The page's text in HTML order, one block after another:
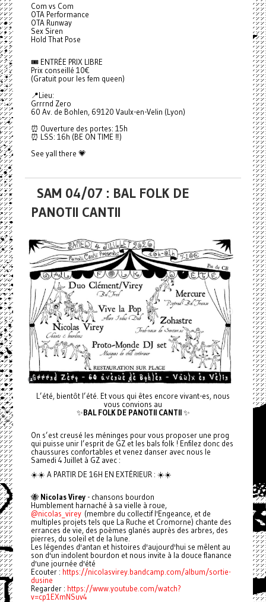
Com vs Com
OTA Performance
OTA Runway
Sex Siren
Hold That Pose
🎟️ ENTRÉE PRIX LIBRE
Prix conseillé 10€
(Gratuit pour les fem queen)
📍Lieu:
Grrrnd Zero
60 Av. de Bohlen, 69120 Vaulx-en-Velin (Lyon)
⏰ Ouverture des portes: 15h
⏰ LSS: 16h (BE ON TIME ‼️)
See yall there 💗
SAM 04/07 : BAL FOLK DE
PANOTII CANTII
L’été, bientôt l’été. Et vous qui êtes encore vivant-es, nous
vous convions au
✨BAL FOLK DE PANOTII CANTII✨
On s’est creusé les méninges pour vous proposer une prog
qui puisse unir l’esprit de GZ et les bals folk ! Enfilez donc des
chaussures confortables et venez danser avec nous le
Samedi 4 Juillet à GZ avec :
☀️☀️ A PARTIR DE 16H EN EXTÉRIEUR : ☀️☀️
🐝Nicolas Virey- chansons bourdon
Humblement harnaché à sa vielle à roue,
@nicolas_virey(membre du collectif l'Engeance, et de
multiples projets tels que La Ruche et Cromorne) chante des
errances de vie, des poèmes glanés auprès des arbres, des
pierres, du soleil et de la lune.
Les légendes d'antan et histoires d'aujourd'hui se mêlent au
son d'un indolent bourdon et nous invite à la douce flanance
d'une journée d'été
Ecouter : https://nicolasvirey.bandcamp.com/album/sortie-
dusine
Regarder : https://www.youtube.com/watch?
v=cp1EXmNSuv4